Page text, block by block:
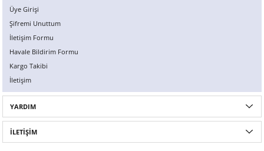
Üye Girişi
Şifremi Unuttum
İletişim Formu
Havale Bildirim Formu
Kargo Takibi
İletişim
YARDIM
İLETİŞİM